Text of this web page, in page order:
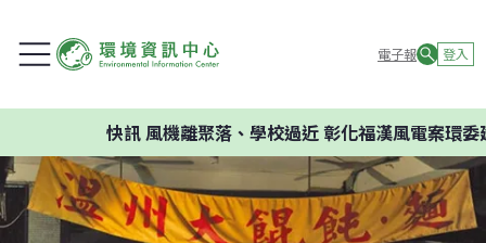
電子報 登入
風機離聚落、學校過近 彰化福漢風電案環委建議不應